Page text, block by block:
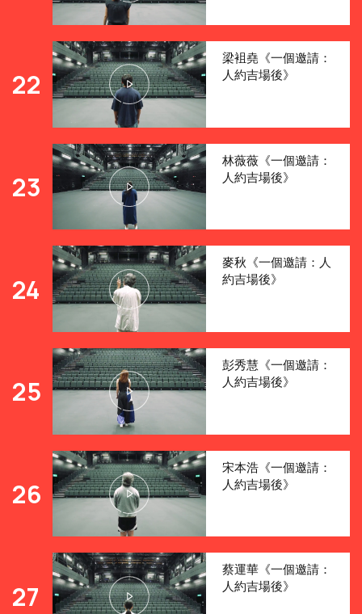
22
梁袓堯《一個邀請：
人約吉場後》
23
林薇薇《一個邀請：
人約吉場後》
24
麥秋《一個邀請：人
約吉場後》
25
彭秀慧《一個邀請：
人約吉場後》
26
宋本浩《一個邀請：
人約吉場後》
27
蔡運華《一個邀請：
人約吉場後》